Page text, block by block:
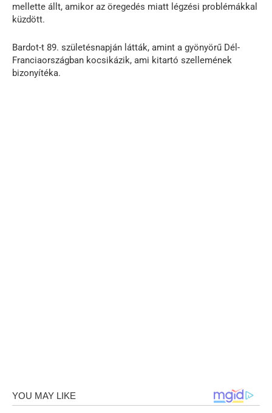
mellette állt, amikor az öregedés miatt légzési problémákkal
küzdött.
Bardot-t 89. születésnapján látták, amint a gyönyörű Dél-
Franciaországban kocsikázik, ami kitartó szellemének
bizonyítéka.